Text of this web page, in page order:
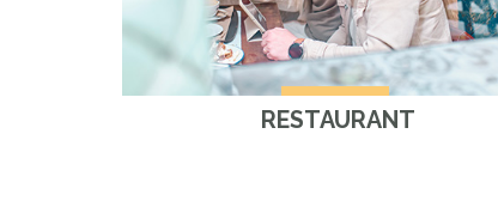
RESTAURANT